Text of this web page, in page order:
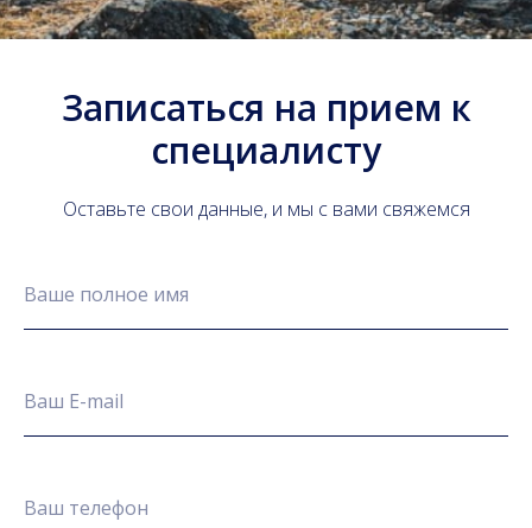
Записаться на прием к
специалисту
Оставьте свои данные, и мы с вами свяжемся